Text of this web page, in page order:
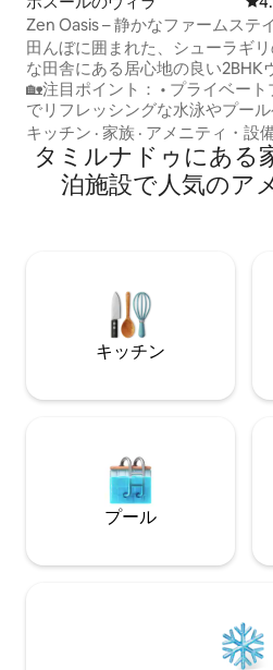
Zen Oasis – 静かなファームステ
家
田んぼに囲まれた、シューラギ
な田舎にある居心地の良い2BHK
🏡注目ポイント： • プライベート
でリフレッシングな水泳やプール
星空の下でランチやディナーを楽
スイムデッキ • 田園風景が見え
良いテラス • 自然光が差し込む
ストなインテリア •屋内で楽しめ
ト可 🛏2～6名宿泊可能|🧘‍♂️リラッ
遊ぶ。くつろぐ。
キッチン · 家族 · アメニティ・設
タミルナドゥにある
泊施設で人気のア
キッチン
プール